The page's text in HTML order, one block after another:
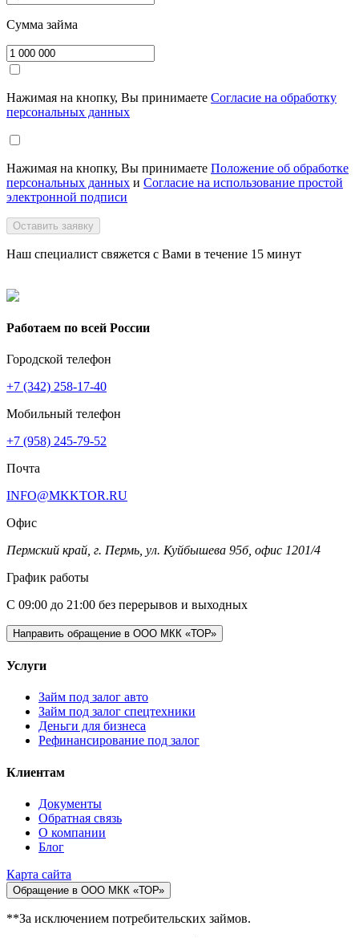
Сумма займа
Нажимая на кнопку, Вы принимаете Согласие на обработку
персональных данных
Нажимая на кнопку, Вы принимаете Положение об обработке
персональных данных и Согласие на использование простой
электронной подписи
Оставить заявку
Наш специалист свяжется с Вами в течение 15 минут
Работаем по всей России
Городской телефон
+7 (342) 258-17-40
Мобильный телефон
+7 (958) 245-79-52
Почта
INFO@MKKTOR.RU
Офис
Пермский край, г. Пермь, ул. Куйбышева 95б, офис 1201/4
График работы
С 09:00 до 21:00 без перерывов и выходных
Направить обращение в ООО МКК «ТОР»
Услуги
Займ под залог авто
Займ под залог спецтехники
Деньги для бизнеса
Рефинансирование под залог
Клиентам
Документы
Обратная связь
О компании
Блог
Карта сайта
Обращение в ООО МКК «ТОР»
**За исключением потребительских займов.